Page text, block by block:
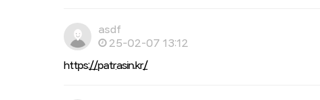
asdf
25-02-07 13:12
https://patrasin.kr/